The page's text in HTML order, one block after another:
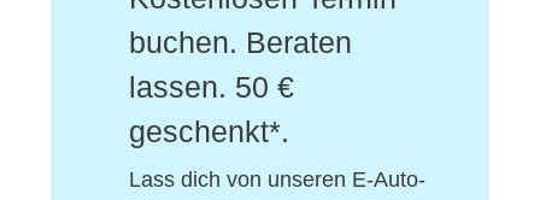
buchen. Beraten
lassen. 50 €
geschenkt*.
Lass dich von unseren E-Auto-